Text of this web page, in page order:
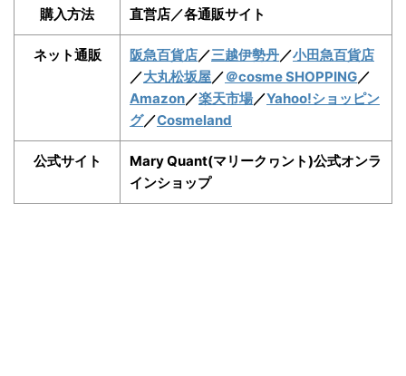
購入方法 直営店／各通販サイト
ネット通販 阪急百貨店／三越伊勢丹／小田急百貨店
／大丸松坂屋／＠cosme SHOPPING／
Amazon／楽天市場／Yahoo!ショッピン
グ／Cosmeland
公式サイト
Mary Quant(マリークヮント)公式オンラ
インショップ